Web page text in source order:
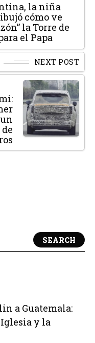
la niña
cómo ve
la Torre de
el Papa
NEXT POST
SEARCH
a Guatemala:
y la